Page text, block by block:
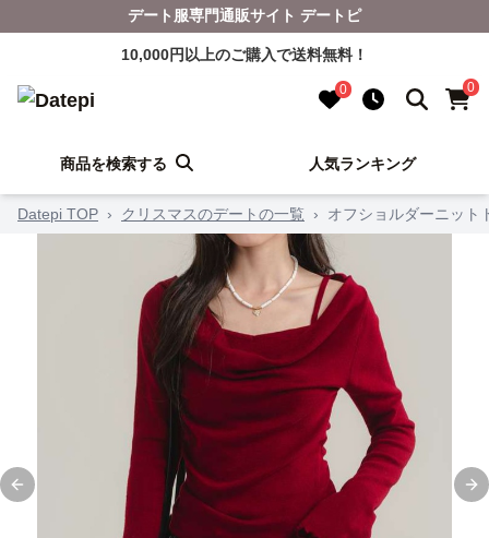
デート服専門通販サイト デートピ
10,000円以上のご購入で送料無料！
0 0
商品を検索する 人気ランキング
Datepi TOP › クリスマスのデートの一覧 › オフショルダーニット
Previous slide